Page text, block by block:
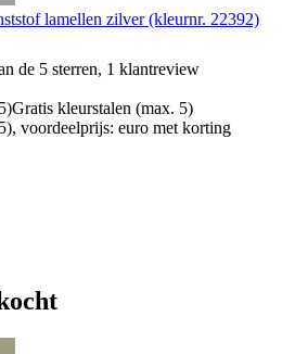
lamellen zilver (kleurnr. 22392)
de 5 sterren, 1 klantreview
Gratis kleurstalen (max. 5)
voordeelprijs: euro met korting